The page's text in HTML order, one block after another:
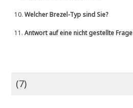
10.Welcher Brezel-Typ sind Sie?
11.Antwort auf eine nicht gestellte Frage
(7)